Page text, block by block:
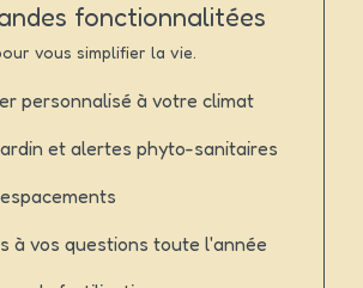
fonctionnalitées
vous simplifier la vie.
personnalisé à votre climat
et alertes phyto-sanitaires
à vos questions toute l'année